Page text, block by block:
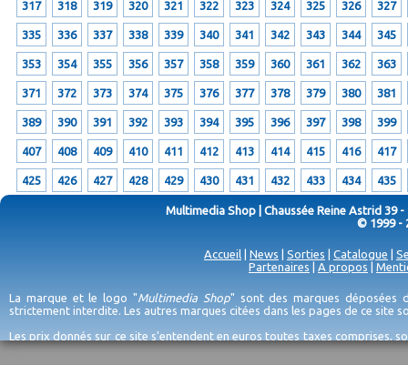
317 318 319 320 321 322 323 324 325 326 327
335 336 337 338 339 340 341 342 343 344 345
353 354 355 356 357 358 359 360 361 362 363
371 372 373 374 375 376 377 378 379 380 381
389 390 391 392 393 394 395 396 397 398 399
407 408 409 410 411 412 413 414 415 416 417
425 426 427 428 429 430 431 432 433 434 435
Multimedia Shop | Chaussée Reine Astrid 39 -
© 1999 -
Accueil News Sorties Catalogue
Partenaires
A propos
La marque et le logo "Multimedia Shop" sont des marques déposées
strictement interdite. Les autres marques citées dans les pages de ce site
Les prix donnés sur ce site s'entendent en euros toutes taxes comprises,
erreurs d'encodage, et sauf épuisement du stock et/ou impossibilité de